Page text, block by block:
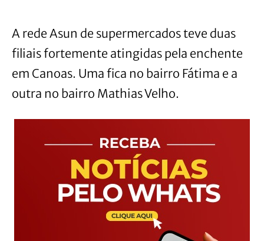
A rede Asun de supermercados teve duas
filiais fortemente atingidas pela enchente
em Canoas. Uma fica no bairro Fátima e a
outra no bairro Mathias Velho.